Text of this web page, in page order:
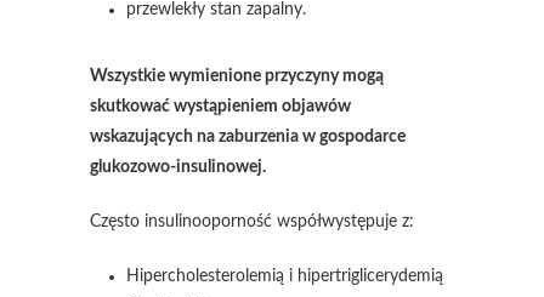
przewlekły stan zapalny.
Wszystkie wymienione przyczyny mogą
skutkować wystąpieniem objawów
wskazujących na zaburzenia w gospodarce
glukozowo-insulinowej.
Często insulinooporność współwystępuje z:
Hipercholesterolemią i hipertriglicerydemią